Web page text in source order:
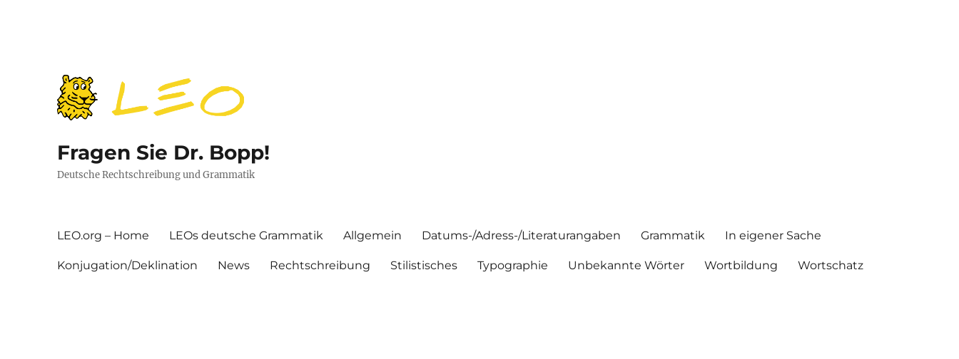
Fragen Sie Dr. Bopp!
Deutsche Rechtschreibung und Grammatik
LEO.org – Home LEOs deutsche Grammatik Allgemein Datums-/Adress-/Literaturangaben Grammatik In eigener Sache
Konjugation/Deklination News Rechtschreibung Stilistisches Typographie Unbekannte Wörter Wortbildung Wortschatz